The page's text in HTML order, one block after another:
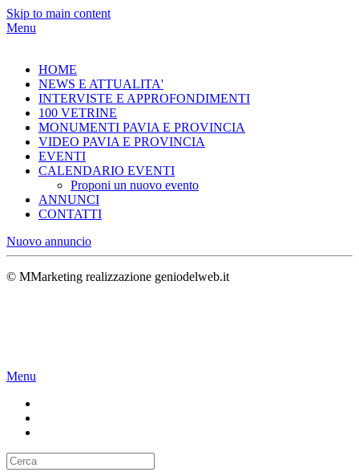
Skip to main content
Menu
HOME
NEWS E ATTUALITA'
INTERVISTE E APPROFONDIMENTI
100 VETRINE
MONUMENTI PAVIA E PROVINCIA
VIDEO PAVIA E PROVINCIA
EVENTI
CALENDARIO EVENTI
Proponi un nuovo evento
ANNUNCI
CONTATTI
Nuovo annuncio
© MMarketing realizzazione geniodelweb.it
Menu